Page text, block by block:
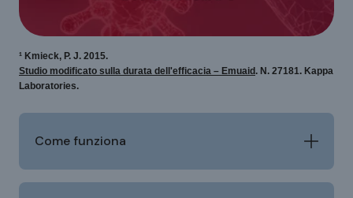
¹ Kmieck, P. J. 2015.
Studio modificato sulla durata dell'efficacia – Emuaid. N. 27181. Kappa
Laboratories.
Come funziona